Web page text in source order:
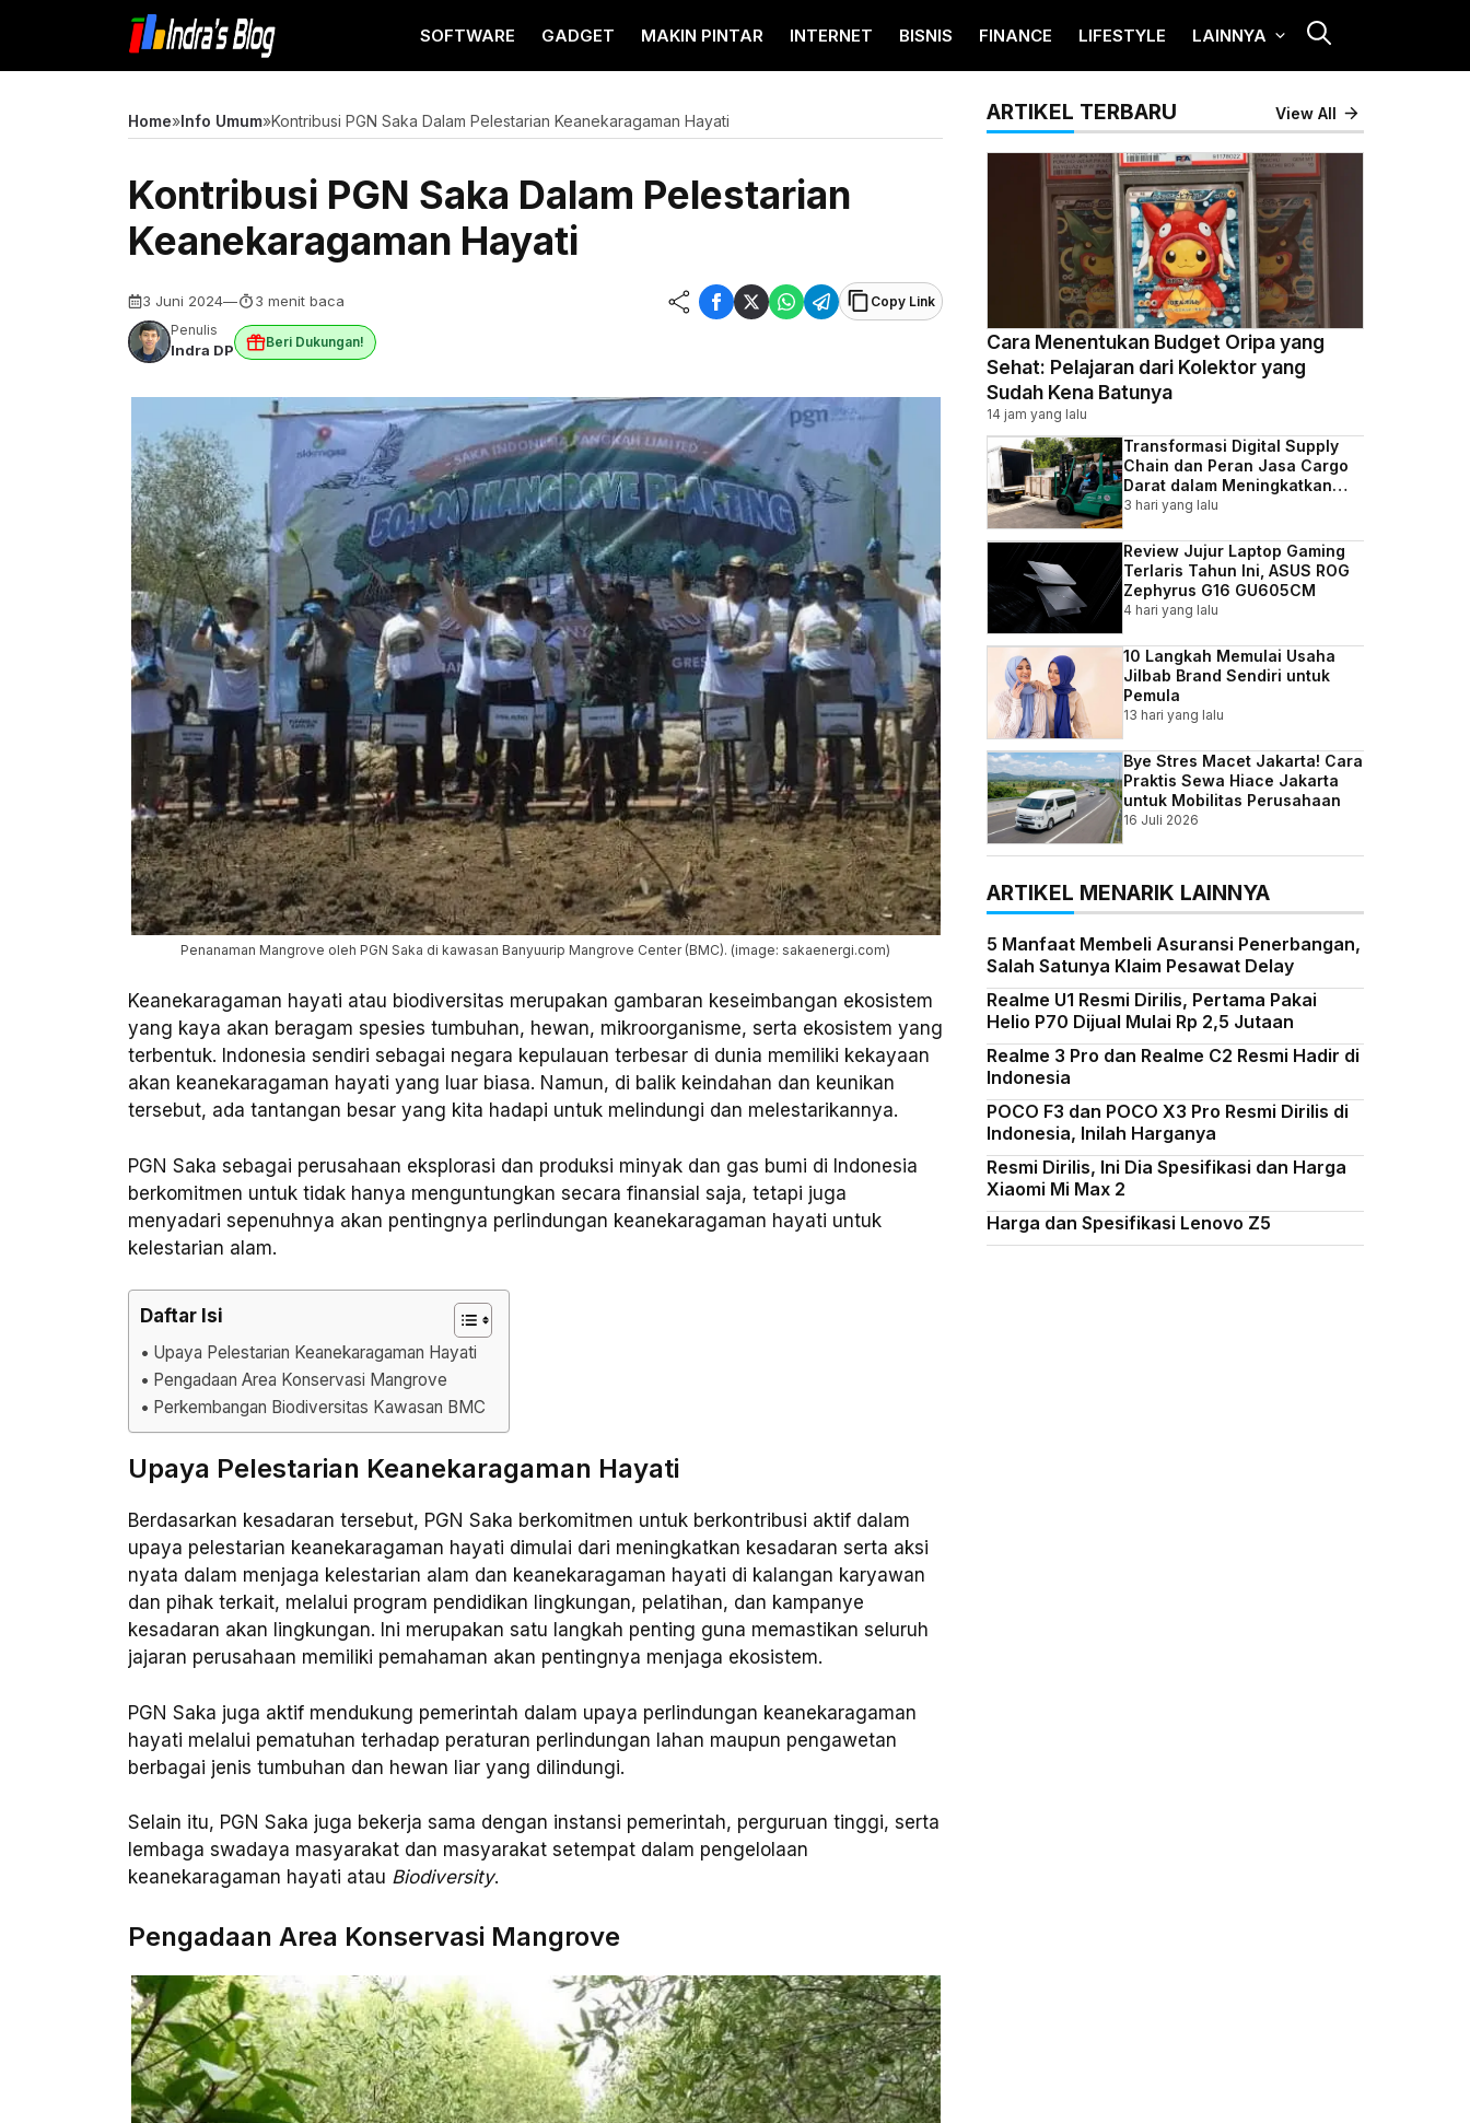
isi
SOFTWARE GADGET MAKIN PINTAR INTERNET BISNIS FINANCE LIFESTYLE LAINNYA
Home»Info Umum»Kontribusi PGN Saka Dalam Pelestarian Keanekaragaman Hayati
Kontribusi PGN Saka Dalam Pelestarian
Keanekaragaman Hayati
3 Juni 2024— 3 menit baca
Copy Link
Penulis
Indra DP Beri Dukungan!
Penanaman Mangrove oleh PGN Saka di kawasan Banyuurip Mangrove Center (BMC). (image: sakaenergi.com)
Keanekaragaman hayati atau biodiversitas merupakan gambaran keseimbangan ekosistem
yang kaya akan beragam spesies tumbuhan, hewan, mikroorganisme, serta ekosistem yang
terbentuk. Indonesia sendiri sebagai negara kepulauan terbesar di dunia memiliki kekayaan
akan keanekaragaman hayati yang luar biasa. Namun, di balik keindahan dan keunikan
tersebut, ada tantangan besar yang kita hadapi untuk melindungi dan melestarikannya.
PGN Saka sebagai perusahaan eksplorasi dan produksi minyak dan gas bumi di Indonesia
berkomitmen untuk tidak hanya menguntungkan secara finansial saja, tetapi juga
menyadari sepenuhnya akan pentingnya perlindungan keanekaragaman hayati untuk
kelestarian alam.
Daftar Isi
Upaya Pelestarian Keanekaragaman Hayati
Pengadaan Area Konservasi Mangrove
Perkembangan Biodiversitas Kawasan BMC
Upaya Pelestarian Keanekaragaman Hayati
Berdasarkan kesadaran tersebut, PGN Saka berkomitmen untuk berkontribusi aktif dalam
upaya pelestarian keanekaragaman hayati dimulai dari meningkatkan kesadaran serta aksi
nyata dalam menjaga kelestarian alam dan keanekaragaman hayati di kalangan karyawan
dan pihak terkait, melalui program pendidikan lingkungan, pelatihan, dan kampanye
kesadaran akan lingkungan. Ini merupakan satu langkah penting guna memastikan seluruh
jajaran perusahaan memiliki pemahaman akan pentingnya menjaga ekosistem.
PGN Saka juga aktif mendukung pemerintah dalam upaya perlindungan keanekaragaman
hayati melalui pematuhan terhadap peraturan perlindungan lahan maupun pengawetan
berbagai jenis tumbuhan dan hewan liar yang dilindungi.
Selain itu, PGN Saka juga bekerja sama dengan instansi pemerintah, perguruan tinggi, serta
lembaga swadaya masyarakat dan masyarakat setempat dalam pengelolaan
keanekaragaman hayati atau Biodiversity.
Pengadaan Area Konservasi Mangrove
ARTIKEL TERBARU View All
Cara Menentukan Budget Oripa yang
Sehat: Pelajaran dari Kolektor yang
Sudah Kena Batunya
14 jam yang lalu
Transformasi Digital Supply
Chain dan Peran Jasa Cargo
Darat dalam Meningkatkan
Efisiensi Bisnis Indonesia
3 hari yang lalu
Review Jujur Laptop Gaming
Terlaris Tahun Ini, ASUS ROG
Zephyrus G16 GU605CM
4 hari yang lalu
10 Langkah Memulai Usaha
Jilbab Brand Sendiri untuk
Pemula
13 hari yang lalu
Bye Stres Macet Jakarta! Cara
Praktis Sewa Hiace Jakarta
untuk Mobilitas Perusahaan
16 Juli 2026
ARTIKEL MENARIK LAINNYA
5 Manfaat Membeli Asuransi Penerbangan,
Salah Satunya Klaim Pesawat Delay
Realme U1 Resmi Dirilis, Pertama Pakai
Helio P70 Dijual Mulai Rp 2,5 Jutaan
Realme 3 Pro dan Realme C2 Resmi Hadir di
Indonesia
POCO F3 dan POCO X3 Pro Resmi Dirilis di
Indonesia, Inilah Harganya
Resmi Dirilis, Ini Dia Spesifikasi dan Harga
Xiaomi Mi Max 2
Harga dan Spesifikasi Lenovo Z5